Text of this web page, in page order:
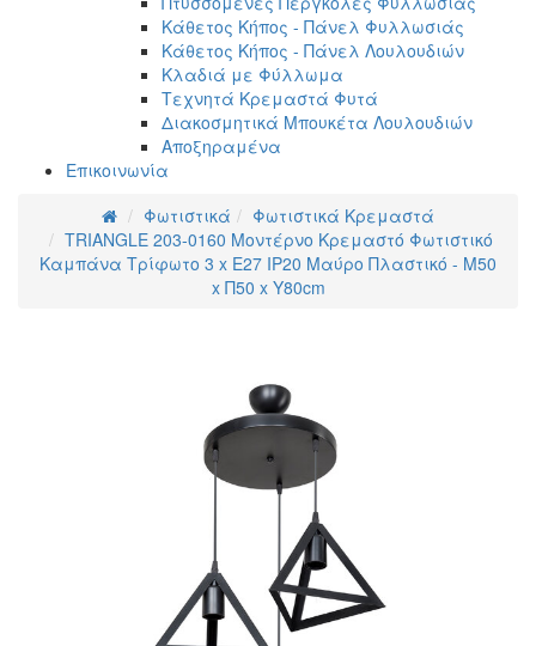
Κάθετος Κήπος - Πάνελ Φυλλωσιάς
Κάθετος Κήπος - Πάνελ Λουλουδιών
Κλαδιά με Φύλλωμα
Τεχνητά Κρεμαστά Φυτά
Διακοσμητικά Μπουκέτα Λουλουδιών
Αποξηραμένα
Επικοινωνία
Φωτιστικά
Φωτιστικά Κρεμαστά
TRIANGLE 203-0160 Μοντέρνο Κρεμαστό Φωτιστικό
Καμπάνα Τρίφωτο 3 x E27 IP20 Μαύρο Πλαστικό - Μ50
x Π50 x Υ80cm